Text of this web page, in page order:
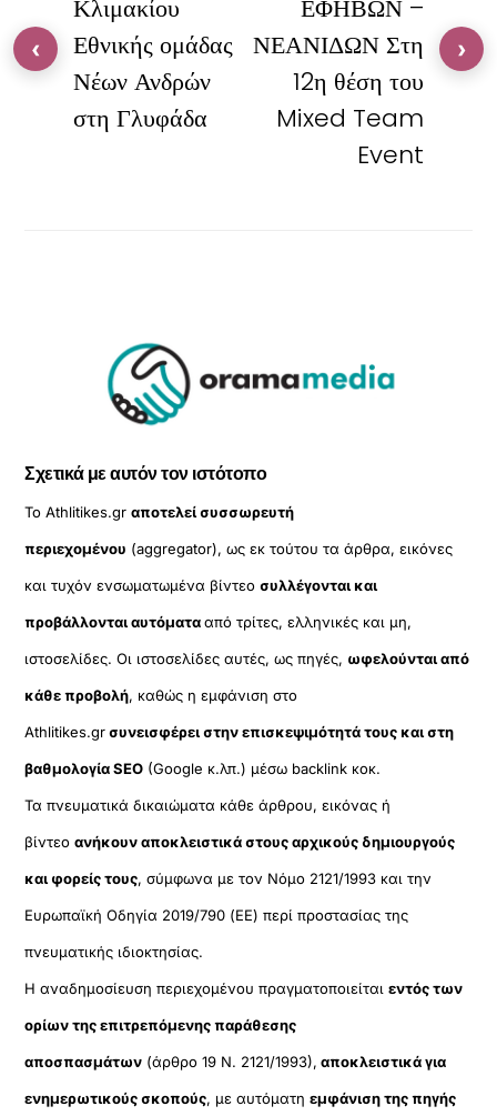
Κλιμακίου
Εθνικής ομάδας
Νέων Ανδρών
στη Γλυφάδα
ΕΦΗΒΩΝ –
ΝΕΑΝΙΔΩΝ Στη
12η θέση του
Mixed Team
Event
Σχετικά με αυτόν τον ιστότοπο
Το Athlitikes.grαποτελεί συσσωρευτή
περιεχομένου (aggregator), ως εκ τούτου τα άρθρα, εικόνες
και τυχόν ενσωματωμένα βίντεοσυλλέγονται και
προβάλλονται αυτόματααπό τρίτες, ελληνικές και μη,
ιστοσελίδες. Οι ιστοσελίδες αυτές, ως πηγές, ωφελούνται από
κάθε προβολή, καθώς η εμφάνιση στο
Athlitikes.grσυνεισφέρει στην επισκεψιμότητά τους και στη
βαθμολογία SEO (Google κ.λπ.) μέσω backlink κοκ.
Τα πνευματικά δικαιώματα κάθε άρθρου, εικόνας ή
βίντεοανήκουν αποκλειστικά στους αρχικούς δημιουργούς
και φορείς τους, σύμφωνα με τον Νόμο 2121/1993 και την
Ευρωπαϊκή Οδηγία 2019/790 (ΕΕ) περί προστασίας της
πνευματικής ιδιοκτησίας.
Η αναδημοσίευση περιεχομένου πραγματοποιείταιεντός των
ορίων της επιτρεπόμενης παράθεσης
αποσπασμάτων (άρθρο 19 Ν. 2121/1993), αποκλειστικά για
ενημερωτικούς σκοπούς, με αυτόματηεμφάνιση της πηγής
‹ ›